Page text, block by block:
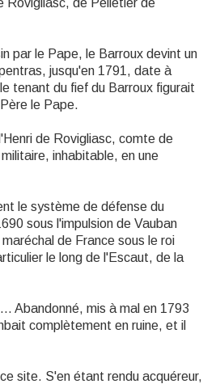
Rovigliasc, de Pelletier de
par le Pape, le Barroux devint un
jusqu'en 1791, date à
tenant du fief du Barroux figurait
le Pape.
de Rovigliasc, comte de
inhabitable, en une
le système de défense du
sous l'impulsion de Vauban
de France sous le roi
le long de l'Escaut, de la
Abandonné, mis à mal en 1793
complètement en ruine, et il
site. S'en étant rendu acquéreur,